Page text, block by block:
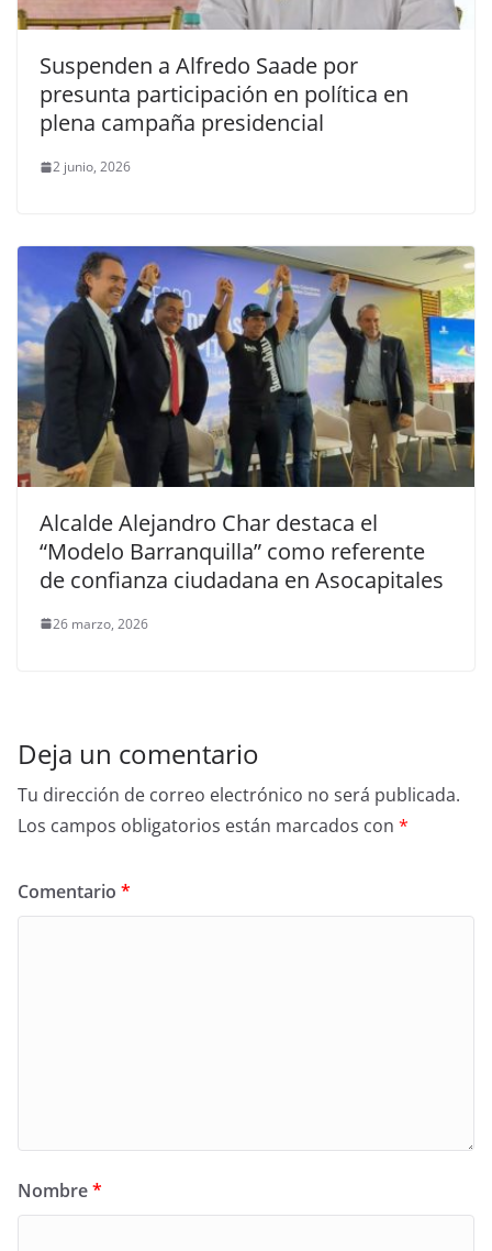
Suspenden a Alfredo Saade por
presunta participación en política en
plena campaña presidencial
2 junio, 2026
Alcalde Alejandro Char destaca el
“Modelo Barranquilla” como referente
de confianza ciudadana en Asocapitales
26 marzo, 2026
Deja un comentario
Tu dirección de correo electrónico no será publicada.
Los campos obligatorios están marcados con *
Comentario *
Nombre*